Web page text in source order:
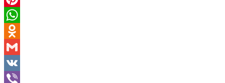
Pinterest
WhatsApp
Odnoklassniki
Gmail
VK